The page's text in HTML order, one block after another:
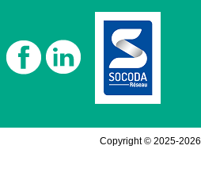
Copyright © 2025-2026